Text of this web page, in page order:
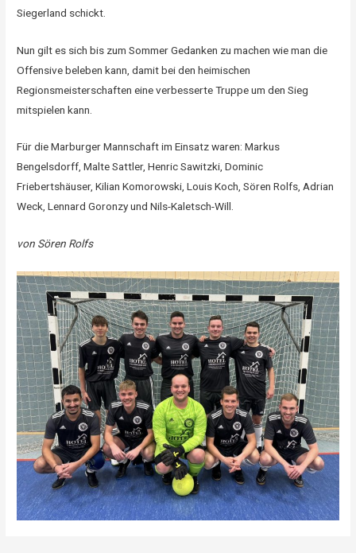
Siegerland schickt.
Nun gilt es sich bis zum Sommer Gedanken zu machen wie man die
Offensive beleben kann, damit bei den heimischen
Regionsmeisterschaften eine verbesserte Truppe um den Sieg
mitspielen kann.
Für die Marburger Mannschaft im Einsatz waren: Markus
Bengelsdorff, Malte Sattler, Henric Sawitzki, Dominic
Friebertshäuser, Kilian Komorowski, Louis Koch, Sören Rolfs, Adrian
Weck, Lennard Goronzy und Nils-Kaletsch-Will.
von Sören Rolfs